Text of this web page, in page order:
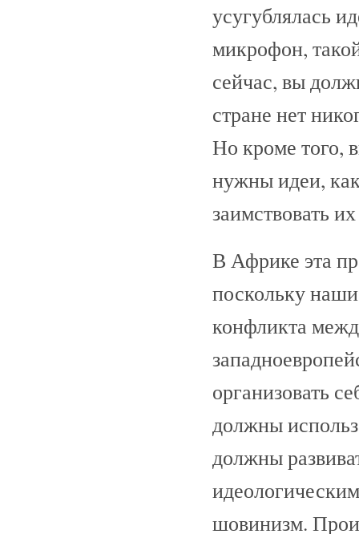
усугублялась
микрофон,
сейчас, вы
стране нет
Но кроме того,
нужны идеи,
заимствовать
В Африке эта
поскольку
конфликта
организовать
должны
должны
шовинизм.